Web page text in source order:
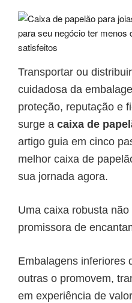
Transportar ou
cuidadosa da
proteção, reputação e
surge a caixa de
artigo guia em cinco
melhor caixa de
sua jornada agora.
Uma caixa robusta
promissora de
Embalagens inferiores
outras o promovem,
em experiência de